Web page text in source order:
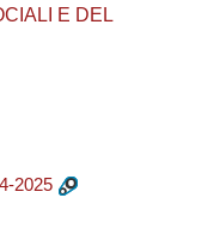
E DEL
2025